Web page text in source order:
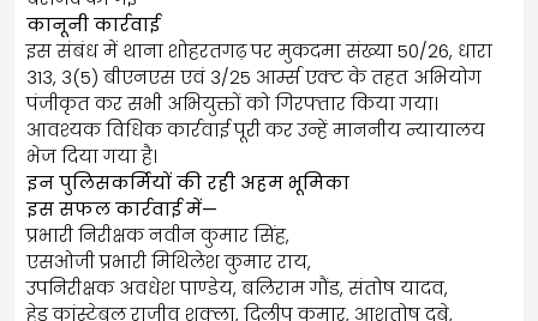
कानूनी कार्रवाई
इस संबंध में थाना शोहरतगढ़ पर मुकदमा संख्या 50/26, धारा
313, 3(5) बीएनएस एवं 3/25 आर्म्स एक्ट के तहत अभियोग
पंजीकृत कर सभी अभियुक्तों को गिरफ्तार किया गया।
आवश्यक विधिक कार्रवाई पूरी कर उन्हें माननीय न्यायालय
भेज दिया गया है।
इन पुलिसकर्मियों की रही अहम भूमिका
इस सफल कार्रवाई में—
प्रभारी निरीक्षक नवीन कुमार सिंह,
एसओजी प्रभारी मिथिलेश कुमार राय,
उपनिरीक्षक अवधेश पाण्डेय, बलिराम गौंड, संतोष यादव,
हेड कांस्टेबल राजीव शुक्ला, दिलीप कुमार, आशुतोष दुबे,